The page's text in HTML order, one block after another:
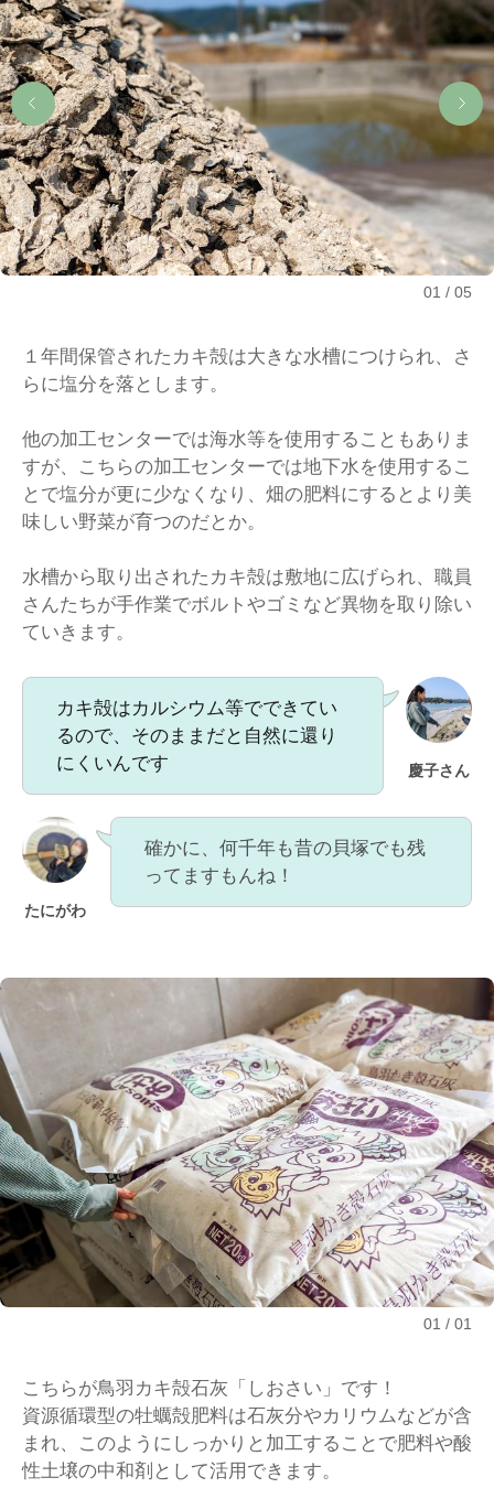
01 05
１年間保管されたカキ殻は大きな水槽につけられ、さ
らに塩分を落とします。
他の加工センターでは海水等を使用することもありま
すが、こちらの加工センターでは地下水を使用するこ
とで塩分が更に少なくなり、畑の肥料にするとより美
味しい野菜が育つのだとか。
水槽から取り出されたカキ殻は敷地に広げられ、職員
さんたちが手作業でボルトやゴミなど異物を取り除い
ていきます。
慶子さん
カキ殻はカルシウム等でできてい
るので、そのままだと自然に還り
にくいんです
たにがわ
確かに、何千年も昔の貝塚でも残
ってますもんね！
01 01
こちらが鳥羽カキ殻石灰「しおさい」です！
資源循環型の牡蠣殻肥料は石灰分やカリウムなどが含
まれ、このようにしっかりと加工することで肥料や酸
性土壌の中和剤として活用できます。